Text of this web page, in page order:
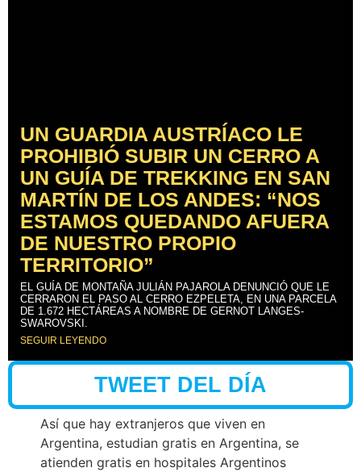
UN GUARDIA AUSTRÍACO LE
PROHIBIÓ SUBIR UN CERRO A
UN GUÍA DE TREKKING EN SAN
MARTÍN DE LOS ANDES: “NOS
ESTAMOS QUEDANDO AFUERA
DE NUESTRO PROPIO
TERRITORIO”
EL GUÍA DE MONTAÑA JULIÁN PAJAROLA DENUNCIÓ QUE LE
CERRARON EL PASO AL CERRO EZPELETA, EN UNA PARCELA
DE 1.672 HECTÁREAS A NOMBRE DE GERNOT LANGES-
SWAROVSKI.
SEGUIR LEYENDO
TWEET DEL DÍA
Así que hay extranjeros que viven en
Argentina, estudian gratis en Argentina, se
atienden gratis en hospitales Argentinos